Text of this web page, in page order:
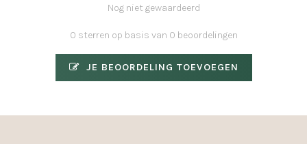
Nog niet gewaardeerd
0 sterren op basis van 0 beoordelingen
JE BEOORDELING TOEVOEGEN